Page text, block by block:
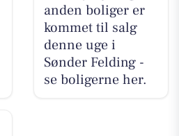
anden boliger er
kommet til salg
denne uge i
Sønder Felding -
se boligerne her.